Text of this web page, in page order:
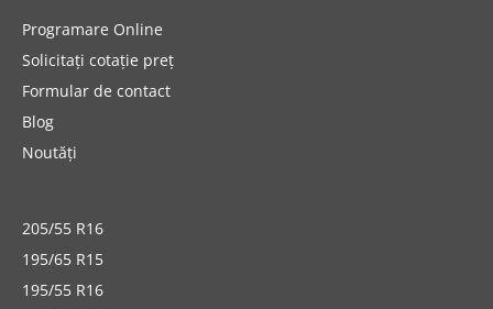
Programare Online
Solicitați cotație preț
Formular de contact
Blog
Noutăți
205/55 R16
195/65 R15
195/55 R16